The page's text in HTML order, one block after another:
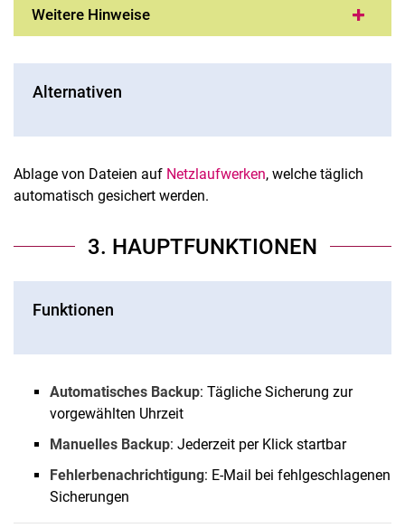
Weitere Hinweise
Alternativen
Ablage von Dateien auf Netzlaufwerken, welche täglich
automatisch gesichert werden.
3. HAUPTFUNKTIONEN
Funktionen
Automatisches Backup: Tägliche Sicherung zur
vorgewählten Uhrzeit
Manuelles Backup: Jederzeit per Klick startbar
Fehlerbenachrichtigung: E-Mail bei fehlgeschlagenen
Sicherungen